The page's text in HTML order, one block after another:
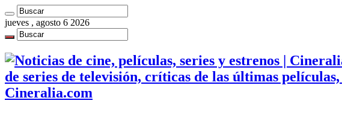
jueves , agosto 6 2026
de series de televisión, críticas de las últimas
Cineralia.com